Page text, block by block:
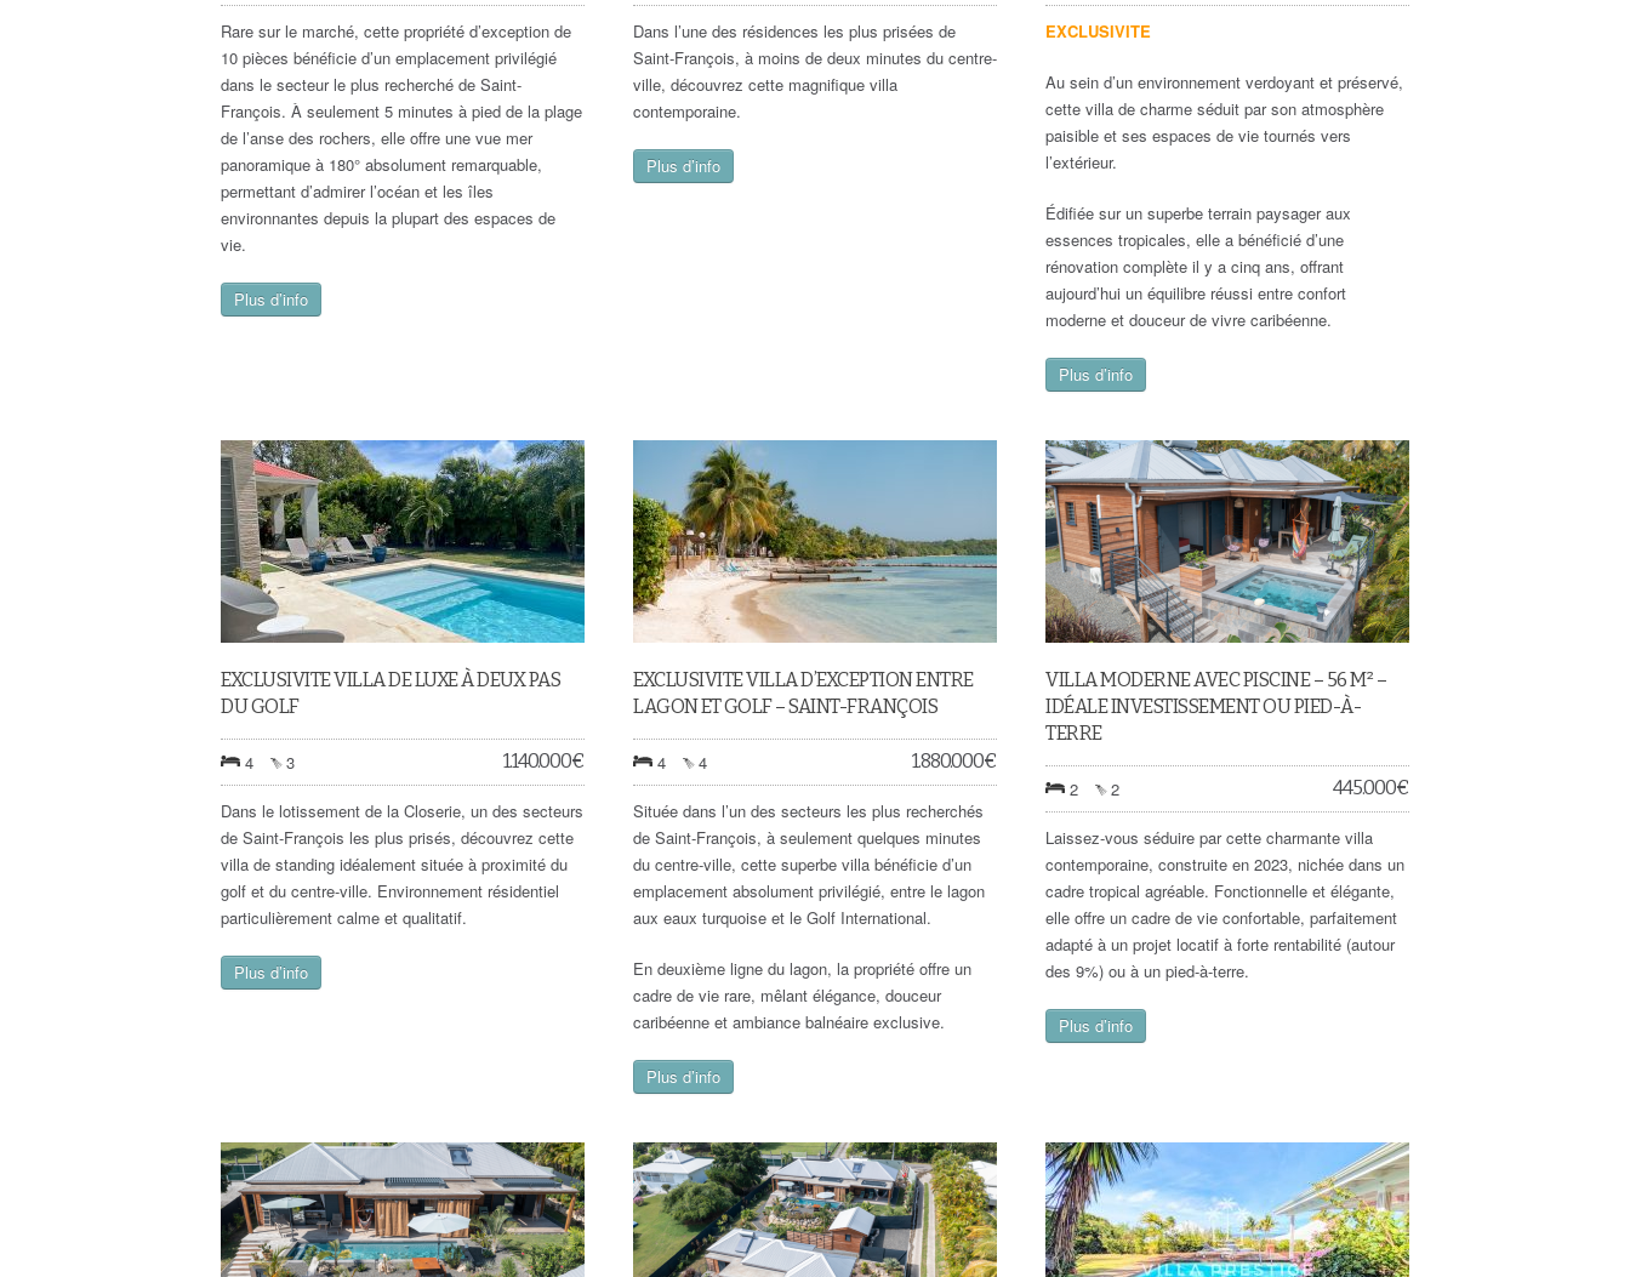
Rare sur le marché, cette propriété d’exception de
10 pièces bénéficie d’un emplacement privilégié
dans le secteur le plus recherché de Saint-
François. À seulement 5 minutes à pied de la plage
de l’anse des rochers, elle offre une vue mer
panoramique à 180° absolument remarquable,
permettant d’admirer l’océan et les îles
environnantes depuis la plupart des espaces de
vie.
Plus d’info
Dans l’une des résidences les plus prisées de
Saint-François, à moins de deux minutes du centre-
ville, découvrez cette magnifique villa
contemporaine.
Plus d’info
EXCLUSIVITE
Au sein d’un environnement verdoyant et préservé,
cette villa de charme séduit par son atmosphère
paisible et ses espaces de vie tournés vers
l’extérieur.
Édifiée sur un superbe terrain paysager aux
essences tropicales, elle a bénéficié d’une
rénovation complète il y a cinq ans, offrant
aujourd’hui un équilibre réussi entre confort
moderne et douceur de vivre caribéenne.
Plus d’info
EXCLUSIVITE VILLA DE LUXE À DEUX PAS
DU GOLF
4 3 1.140.000€
Dans le lotissement de la Closerie, un des secteurs
de Saint-François les plus prisés, découvrez cette
villa de standing idéalement située à proximité du
golf et du centre-ville. Environnement résidentiel
particulièrement calme et qualitatif.
Plus d’info
EXCLUSIVITE VILLA D’EXCEPTION ENTRE
LAGON ET GOLF – SAINT-FRANÇOIS
4 4 1.880.000€
Située dans l’un des secteurs les plus recherchés
de Saint-François, à seulement quelques minutes
du centre-ville, cette superbe villa bénéficie d’un
emplacement absolument privilégié, entre le lagon
aux eaux turquoise et le Golf International.
En deuxième ligne du lagon, la propriété offre un
cadre de vie rare, mêlant élégance, douceur
caribéenne et ambiance balnéaire exclusive.
Plus d’info
VILLA MODERNE AVEC PISCINE – 56 M² –
IDÉALE INVESTISSEMENT OU PIED-À-
TERRE
2 2 445.000€
Laissez-vous séduire par cette charmante villa
contemporaine, construite en 2023, nichée dans un
cadre tropical agréable. Fonctionnelle et élégante,
elle offre un cadre de vie confortable, parfaitement
adapté à un projet locatif à forte rentabilité (autour
des 9%) ou à un pied-à-terre.
Plus d’info